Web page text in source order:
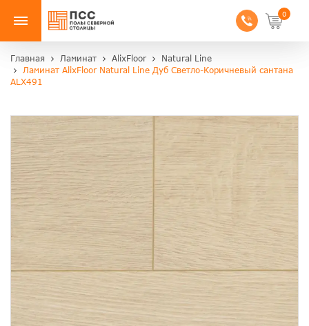
0
Главная Ламинат AlixFloor
Natural Line
Ламинат AlixFloor Natural Line Дуб Светло-Коричневый сантана
ALX491